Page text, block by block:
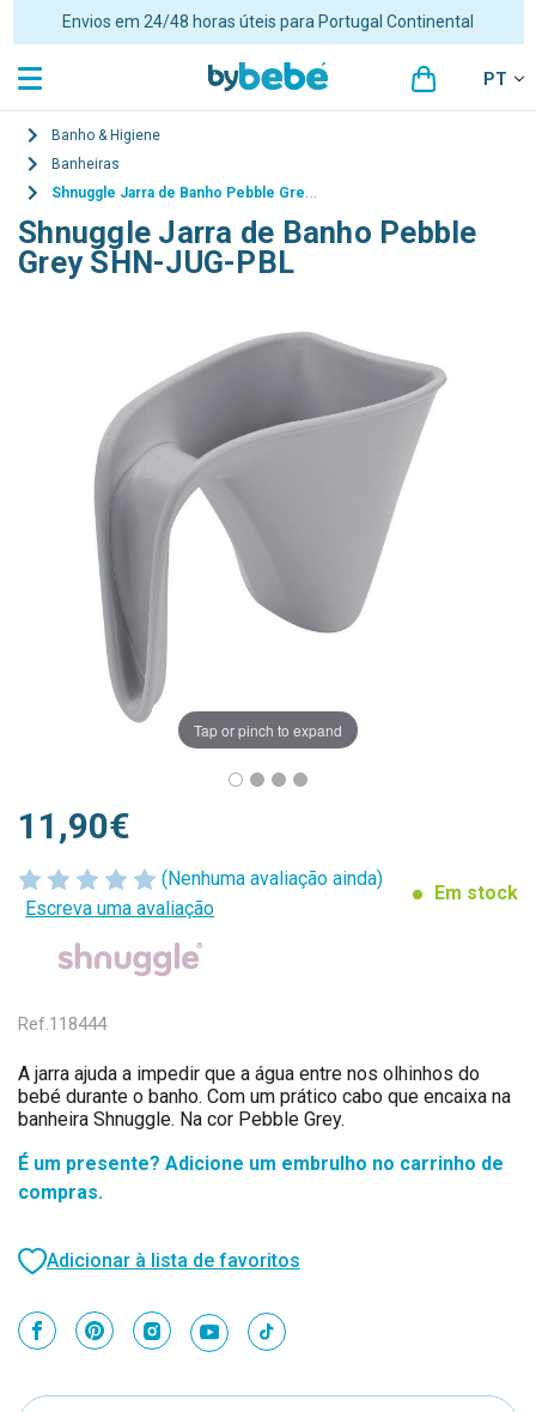
Envios em 24/48 horas úteis para Portugal Continental
PT
Banho & Higiene
Banheiras
Shnuggle Jarra de Banho Pebble Grey SHN-JUG-PBL
Shnuggle Jarra de Banho Pebble
Grey SHN-JUG-PBL
Tap or pinch to expand
(Nenhuma avaliação ainda)
Escreva uma avaliação
Em stock
11,90€
Ref.118444
A jarra ajuda a impedir que a água entre nos olhinhos do
bebé durante o banho. Com um prático cabo que encaixa na
banheira Shnuggle. Na cor Pebble Grey.
É um presente? Adicione um embrulho no carrinho de
compras.
Adicionar à lista de favoritos